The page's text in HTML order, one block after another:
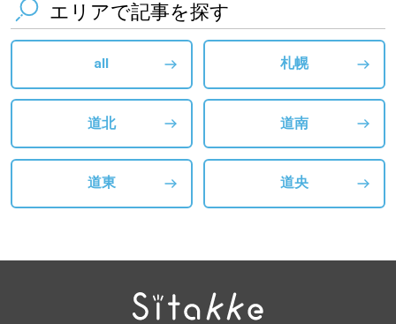
エリアで記事を探す
all 札幌
道北 道南
道東 道央